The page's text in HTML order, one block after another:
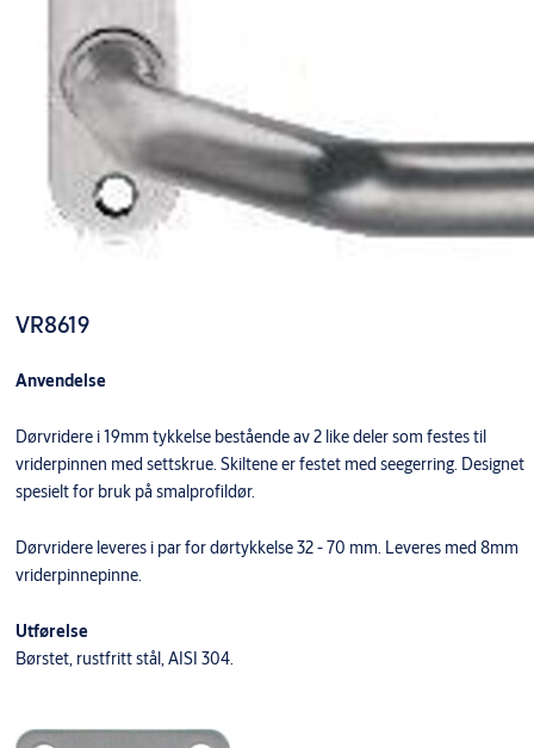
VR8619
Anvendelse
Dørvridere i 19mm tykkelse bestående av 2 like deler som festes til
vriderpinnen med settskrue. Skiltene er festet med seegerring. Designet
spesielt for bruk på smalprofildør.
Dørvridere leveres i par for dørtykkelse 32 - 70 mm. Leveres med 8mm
vriderpinnepinne.
Utførelse
Børstet, rustfritt stål, AISI 304.